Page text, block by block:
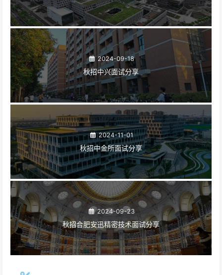
2024-09-18
秋招中兴面试分享
2024-11-01
秋招中金所面试分享
2024-09-23
秋招合肥安迅精密技术面试分享